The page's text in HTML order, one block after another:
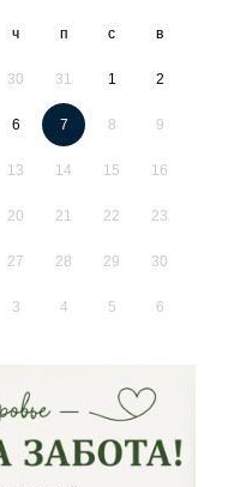
ч п с в
30 31 1 2
6 7 8 9
13 14 15 16
20 21 22 23
27 28 29 30
3 4 5 6